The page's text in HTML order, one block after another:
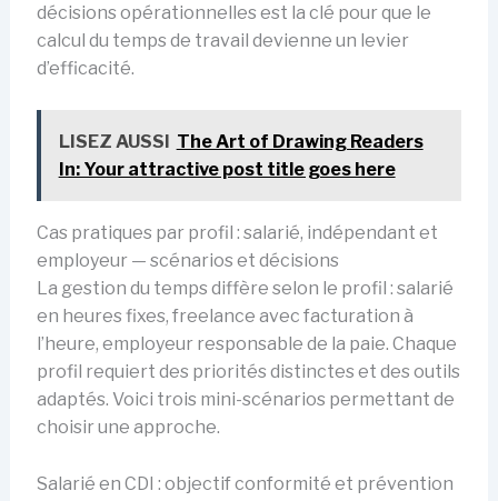
décisions opérationnelles est la clé pour que le
calcul du temps de travail devienne un levier
d’efficacité.
LISEZ AUSSI
The Art of Drawing Readers
In: Your attractive post title goes here
Cas pratiques par profil : salarié, indépendant et
employeur — scénarios et décisions
La gestion du temps diffère selon le profil : salarié
en heures fixes, freelance avec facturation à
l’heure, employeur responsable de la paie. Chaque
profil requiert des priorités distinctes et des outils
adaptés. Voici trois mini-scénarios permettant de
choisir une approche.
Salarié en CDI : objectif conformité et prévention